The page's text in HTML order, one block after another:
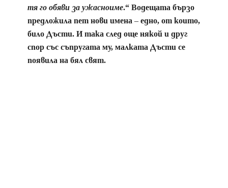
тя го обяви за ужасноиме.“ Водещата бързо
предложила пет нови имена – едно, от които,
било Дъсти. И така след още някой и друг
спор със съпругата му, малката Дъсти се
появила на бял свят.